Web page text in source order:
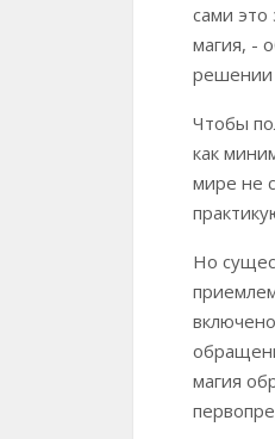
сами это
магия, -
решении
Чтобы
как
мире не
Но
магия